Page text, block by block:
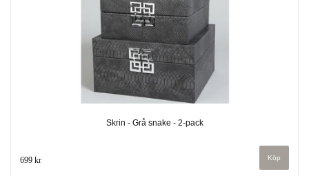
Skrin - Grå snake - 2-pack
699 kr